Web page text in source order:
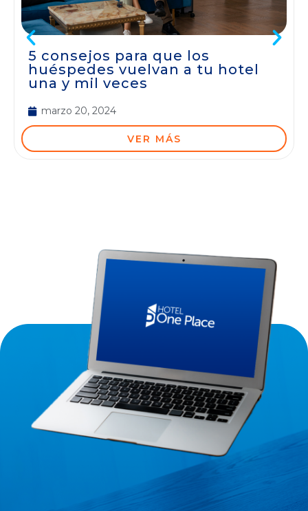
5 consejos para que los
huéspedes vuelvan a tu hotel
una y mil veces
marzo 20, 2024
VER MÁS